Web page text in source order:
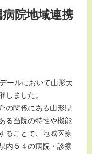
院地域連携
ールにおいて山形大
しました。
の関係にある山形県
る当院の特性や機能
ることで、地域医療
内５４の病院・診療